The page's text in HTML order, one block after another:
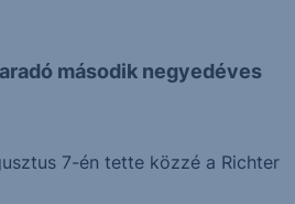
második negyedéves
7-én tette közzé a Richter